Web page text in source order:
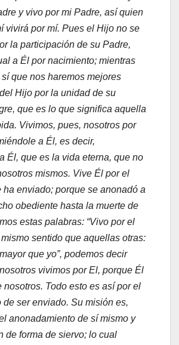
y vivo por mi Padre, así quien
vivirá por mí. Pues el Hijo no se
la participación de su Padre,
a Él por nacimiento; mientras
que nos haremos mejores
Hijo por la unidad de su
que es lo que significa aquella
Vivimos, pues, nosotros por
a Él, es decir,
Él, que es la vida eterna, que no
mismos. Vive Él por el
ha enviado; porque se anonadó a
obediente hasta la muerte de
estas palabras: “Vivo por el
mismo sentido que aquellas otras:
que yo”, podemos decir
vivimos por El, porque Él
nosotros. Todo esto es así por el
de ser enviado. Su misión es,
anonadamiento de sí mismo y
de forma de siervo; lo cual